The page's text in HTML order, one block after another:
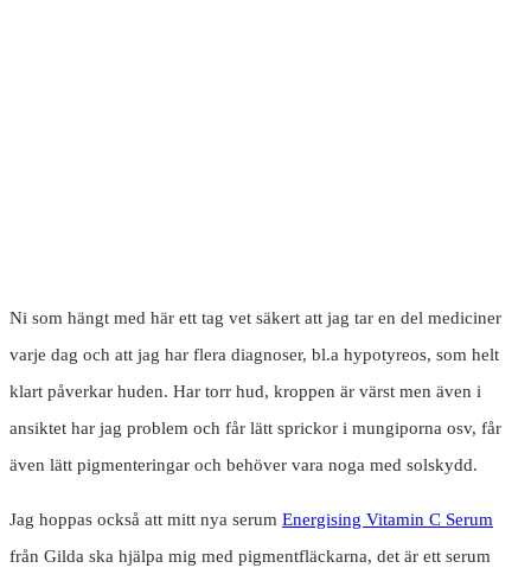
Ni som hängt med här ett tag vet säkert att jag tar en del mediciner
varje dag och att jag har flera diagnoser, bl.a hypotyreos, som helt
klart påverkar huden. Har torr hud, kroppen är värst men även i
ansiktet har jag problem och får lätt sprickor i mungiporna osv, får
även lätt pigmenteringar och behöver vara noga med solskydd.
Jag hoppas också att mitt nya serum Energising Vitamin C Serum
från Gilda ska hjälpa mig med pigmentfläckarna, det är ett serum